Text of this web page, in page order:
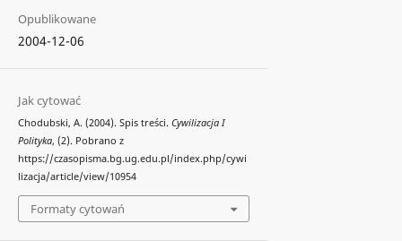
Opublikowane
2004-12-06
Jak cytować
Chodubski, A. (2004). Spis treści. Cywilizacja I
Polityka, (2). Pobrano z
https://czasopisma.bg.ug.edu.pl/index.php/cywi
lizacja/article/view/10954
Formaty cytowań